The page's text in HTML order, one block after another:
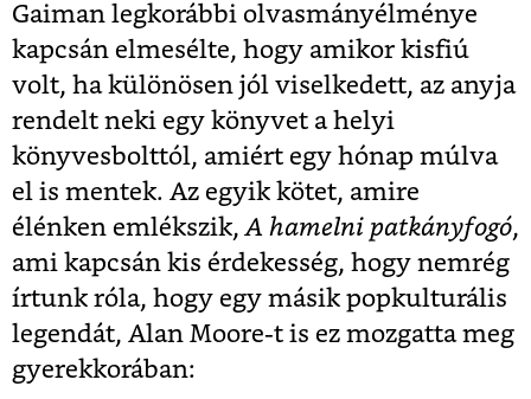
Gaiman legkorábbi olvasmányélménye
kapcsán elmesélte, hogy amikor kisfiú
volt, ha különösen jól viselkedett, az anyja
rendelt neki egy könyvet a helyi
könyvesbolttól, amiért egy hónap múlva
el is mentek. Az egyik kötet, amire
élénken emlékszik, A hamelni patkányfogó,
ami kapcsán kis érdekesség, hogy nemrég
írtunk róla, hogy egy másik popkulturális
legendát, Alan Moore-t is ez mozgatta meg
gyerekkorában: